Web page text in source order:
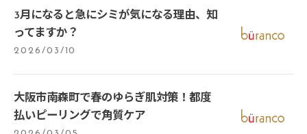
3月になると急にシミが気になる理由、知
ってますか？
2026/03/10
大阪市南森町で春のゆらぎ肌対策！都度
払いピーリングで角質ケア